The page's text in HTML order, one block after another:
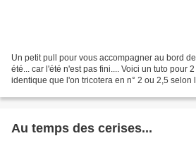
Un petit pull pour vous accompagner au bord
été... car l'été n'est pas fini.... Voici un tuto pour
identique que l'on tricotera en n° 2 ou 2,5 selon
Au temps des cerises...